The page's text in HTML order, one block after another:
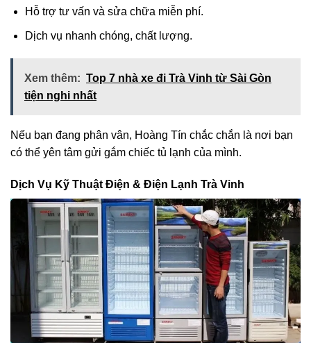
Hỗ trợ tư vấn và sửa chữa miễn phí.
Dịch vụ nhanh chóng, chất lượng.
Xem thêm: Top 7 nhà xe đi Trà Vinh từ Sài Gòn
tiện nghi nhất
Nếu bạn đang phân vân, Hoàng Tín chắc chắn là nơi bạn
có thể yên tâm gửi gắm chiếc tủ lạnh của mình.
Dịch Vụ Kỹ Thuật Điện & Điện Lạnh Trà Vinh